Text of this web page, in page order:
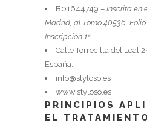
B01644749 – Inscrita en
Madrid, al Tomo 40536, Folio
Inscripción 1ª
Calle Torrecilla del Leal
España.
info@styloso.es
www.styloso.es
PRINCIPIOS
EL